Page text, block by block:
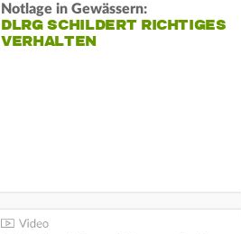
Notlage in Gewässern:
DLRG SCHILDERT RICHTIGES
VERHALTEN